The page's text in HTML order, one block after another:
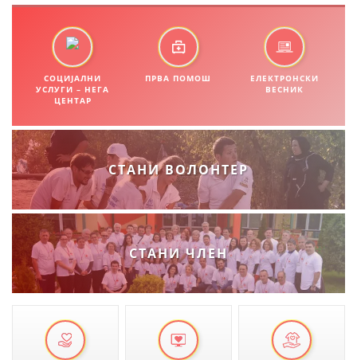
ПРИРАЧНИЦИ
СТРАТЕГИИ
ЕДУКАТИВНО ИНФОРМАТИВНИ МАТЕРИЈАЛИ
БРОШУРИ
ПОСТЕРИ
ПРЕЗЕНТАЦИИ
СОЦИЈАЛНИ
УСЛУГИ – НЕГА
ЦЕНТАР
ПРВА ПОМОШ
ЕЛЕКТРОНСКИ
ВЕСНИК
СТАНИ ВОЛОНТЕР
СТАНИ ЧЛЕН